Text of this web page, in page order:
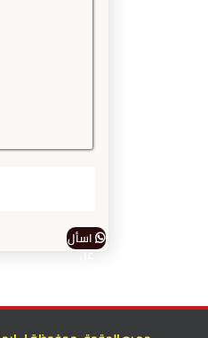
اسأل
عن